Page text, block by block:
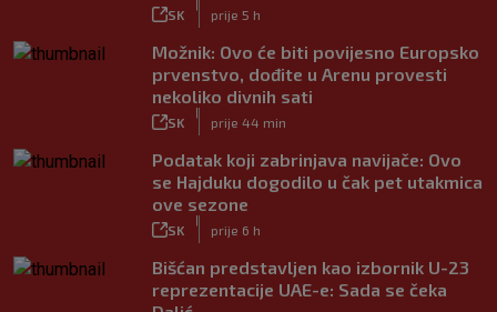
SK prije 5 h
Možnik: Ovo će biti povijesno Europsko
prvenstvo, dođite u Arenu provesti
nekoliko divnih sati
SK prije 44 min
Podatak koji zabrinjava navijače: Ovo
se Hajduku dogodilo u čak pet utakmica
ove sezone
SK prije 6 h
Bišćan predstavljen kao izbornik U-23
reprezentacije UAE-e: Sada se čeka